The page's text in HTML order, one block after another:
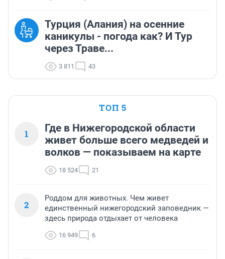
Турция (Алания) на осенние
каникулы - погода как? И Тур
через Траве...
3 811 43
ТОП 5
1
Где в Нижегородской области
живет больше всего медведей и
волков — показываем на карте
18 524 21
2
Роддом для животных. Чем живет
единственный нижегородский заповедник —
здесь природа отдыхает от человека
16 949 6